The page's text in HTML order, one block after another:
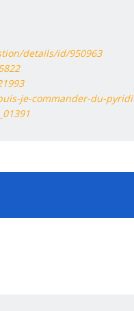
details/id/950963
je-commander-du-